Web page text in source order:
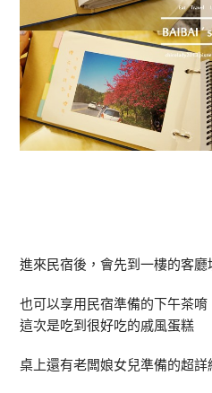
進來民宿後，會先到一樓的客廳
也可以享用民宿準備的下午茶
這次是吃到很好吃的戚風蛋糕
桌上還有老闆娘女兒準備的超